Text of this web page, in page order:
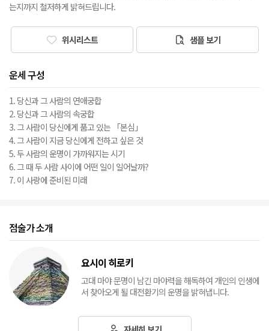
는지까지 철저하게 밝혀드립니다.
위시리스트 샘플 보기
운세 구성
1. 당신과 그 사람의 연애궁합
2. 당신과 그 사람의 속궁합
3. 그 사람이 당신에게 품고 있는 「본심」
4. 그 사람이 지금 당신에게 전하고 싶은 것
5. 두 사람의 운명이 가까워지는 시기
6. 그 때 두 사람 사이에 어떤 일이 일어날까?
7. 이 사랑에 준비된 미래
점술가 소개
요시이 히로키
고대 마야 문명이 남긴 마야력을 해독하여 개인의 인생에
서 찾아오게 될 대전환기의 운명을 밝혀냅니다.